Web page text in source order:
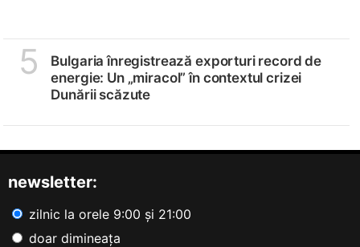
5
Bulgaria înregistrează exporturi record de
energie: Un „miracol” în contextul crizei
Dunării scăzute
newsletter:
zilnic la orele 9:00 și 21:00
doar dimineața